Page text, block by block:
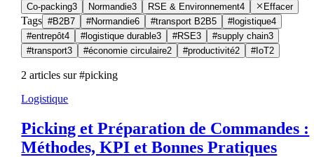
Co-packing3 Normandie3 RSE & Environnement4 Effacer
Tags #B2B7 #Normandie6 #transport B2B5 #logistique4
#entrepôt4 #logistique durable3 #RSE3 #supply chain3
#transport3 #économie circulaire2 #productivité2 #IoT2
2 articles sur #picking
Logistique
Picking et Préparation de Commandes :
Méthodes, KPI et Bonnes Pratiques